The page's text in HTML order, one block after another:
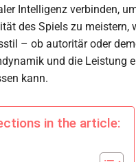
Intelligenz verbinden,
des Spiels zu meistern,
– ob autoritär oder
und die Leistung
kann.
in the article: